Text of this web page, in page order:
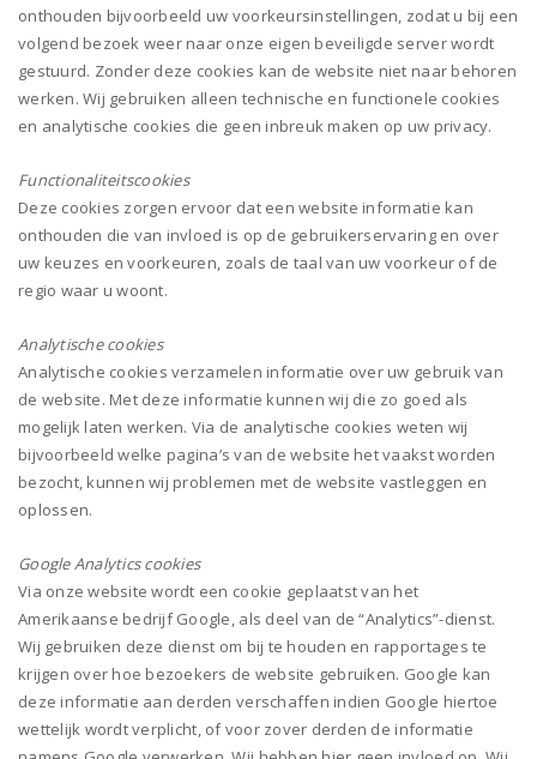
onthouden bijvoorbeeld uw voorkeursinstellingen, zodat u bij een
volgend bezoek weer naar onze eigen beveiligde server wordt
gestuurd. Zonder deze cookies kan de website niet naar behoren
werken. Wij gebruiken alleen technische en functionele cookies
en analytische cookies die geen inbreuk maken op uw privacy.
Functionaliteitscookies
Deze cookies zorgen ervoor dat een website informatie kan
onthouden die van invloed is op de gebruikerservaring en over
uw keuzes en voorkeuren, zoals de taal van uw voorkeur of de
regio waar u woont.
Analytische cookies
Analytische cookies verzamelen informatie over uw gebruik van
de website. Met deze informatie kunnen wij die zo goed als
mogelijk laten werken. Via de analytische cookies weten wij
bijvoorbeeld welke pagina’s van de website het vaakst worden
bezocht, kunnen wij problemen met de website vastleggen en
oplossen.
Google Analytics cookies
Via onze website wordt een cookie geplaatst van het
Amerikaanse bedrijf Google, als deel van de “Analytics”-dienst.
Wij gebruiken deze dienst om bij te houden en rapportages te
krijgen over hoe bezoekers de website gebruiken. Google kan
deze informatie aan derden verschaffen indien Google hiertoe
wettelijk wordt verplicht, of voor zover derden de informatie